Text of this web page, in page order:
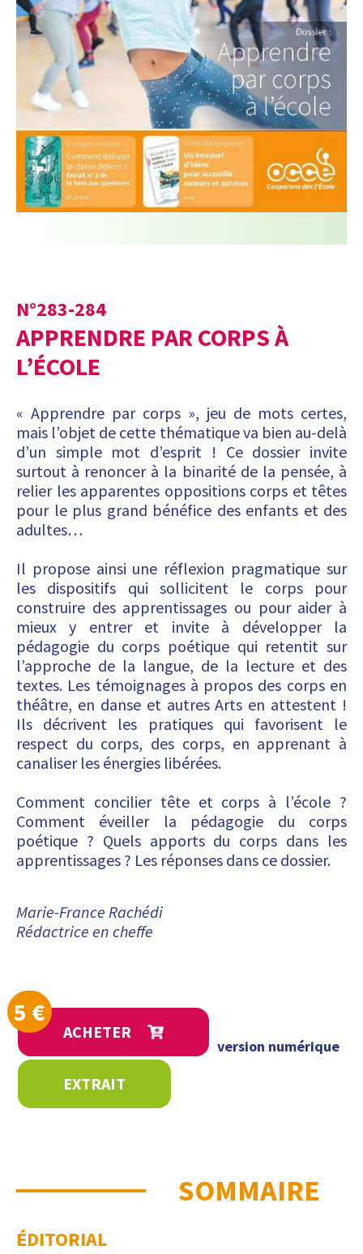
N°283-284
APPRENDRE PAR CORPS À
L’ÉCOLE
« Apprendre par corps », jeu de mots certes,
mais l’objet de cette thématique va bien au-delà
d’un simple mot d’esprit ! Ce dossier invite
surtout à renoncer à la binarité de la pensée, à
relier les apparentes oppositions corps et têtes
pour le plus grand bénéfice des enfants et des
adultes…
Il propose ainsi une réflexion pragmatique sur
les dispositifs qui sollicitent le corps pour
construire des apprentissages ou pour aider à
mieux y entrer et invite à développer la
pédagogie du corps poétique qui retentit sur
l’approche de la langue, de la lecture et des
textes. Les témoignages à propos des corps en
théâtre, en danse et autres Arts en attestent !
Ils décrivent les pratiques qui favorisent le
respect du corps, des corps, en apprenant à
canaliser les énergies libérées.
Comment concilier tête et corps à l’école ?
Comment éveiller la pédagogie du corps
poétique ? Quels apports du corps dans les
apprentissages ? Les réponses dans ce dossier.
Marie-France Rachédi
Rédactrice en cheffe
5 €
ACHETER
version numérique
EXTRAIT
SOMMAIRE
ÉDITORIAL